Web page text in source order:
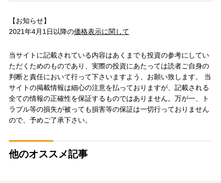
【お知らせ】
2021年4月1日以降の価格表示に関して
当サイトに記載されている内容はあくまでも投資の参考にしてい
ただくためのものであり、実際の投資にあたっては読者ご自身の
判断と責任において行って下さいますよう、お願い致します。 当
サイトの掲載情報は細心の注意を払っておりますが、記載される
全ての情報の正確性を保証するものではありません。万が一、ト
ラブル等の損失が被っても損害等の保証は一切行っておりません
ので、予めご了承下さい。
他のオススメ記事